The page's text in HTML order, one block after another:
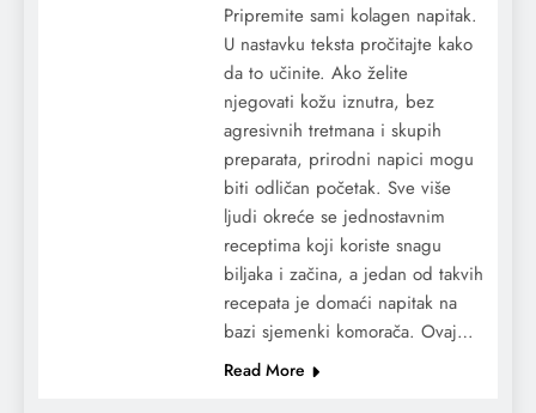
Pripremite sami kolagen napitak.
U nastavku teksta pročitajte kako
da to učinite. Ako želite
njegovati kožu iznutra, bez
agresivnih tretmana i skupih
preparata, prirodni napici mogu
biti odličan početak. Sve više
ljudi okreće se jednostavnim
receptima koji koriste snagu
biljaka i začina, a jedan od takvih
recepata je domaći napitak na
bazi sjemenki komorača. Ovaj…
Read More